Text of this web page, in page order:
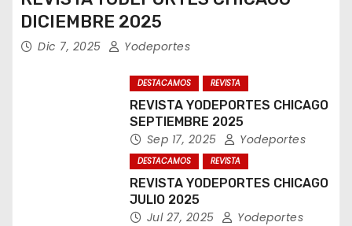
DICIEMBRE 2025
Dic 7, 2025 Yodeportes
DESTACAMOS REVISTA
REVISTA YODEPORTES CHICAGO
SEPTIEMBRE 2025
Sep 17, 2025 Yodeportes
DESTACAMOS REVISTA
REVISTA YODEPORTES CHICAGO
JULIO 2025
Jul 27, 2025 Yodeportes